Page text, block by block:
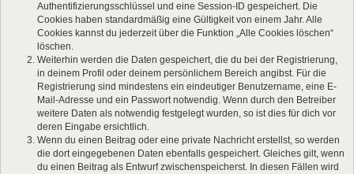
Authentifizierungsschlüssel und eine Session-ID gespeichert. Die
Cookies haben standardmäßig eine Gültigkeit von einem Jahr. Alle
Cookies kannst du jederzeit über die Funktion „Alle Cookies löschen“
löschen.
Weiterhin werden die Daten gespeichert, die du bei der Registrierung,
in deinem Profil oder deinem persönlichem Bereich angibst. Für die
Registrierung sind mindestens ein eindeutiger Benutzername, eine E-
Mail-Adresse und ein Passwort notwendig. Wenn durch den Betreiber
weitere Daten als notwendig festgelegt wurden, so ist dies für dich vor
deren Eingabe ersichtlich.
Wenn du einen Beitrag oder eine private Nachricht erstellst, so werden
die dort eingegebenen Daten ebenfalls gespeichert. Gleiches gilt, wenn
du einen Beitrag als Entwurf zwischenspeicherst. In diesen Fällen wird